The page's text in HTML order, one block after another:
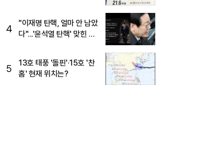
4
"이재명 탄핵, 얼마 안 남았
다"...'윤석열 탄핵' 맞힌 무
5
13호 태풍 '돌핀'·15호 '찬
홈' 현재 위치는?